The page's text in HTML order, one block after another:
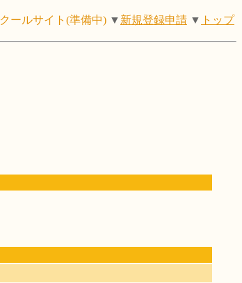
クールサイト(準備中) ▼ 新規登録申請 ▼ トップ